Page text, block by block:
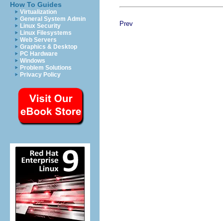
How To Guides
Virtualization
General System Admin
Linux Security
Linux Filesystems
Web Servers
Graphics & Desktop
PC Hardware
Windows
Problem Solutions
Privacy Policy
Prev